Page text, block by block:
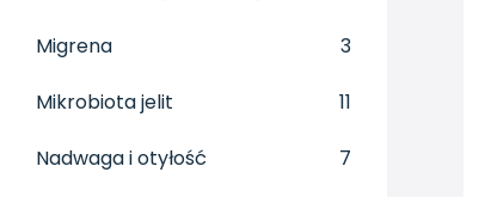
Migrena 3
Mikrobiota jelit 11
Nadwaga i otyłość 7